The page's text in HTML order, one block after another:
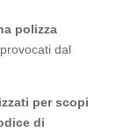
polizza
dal
per scopi
di